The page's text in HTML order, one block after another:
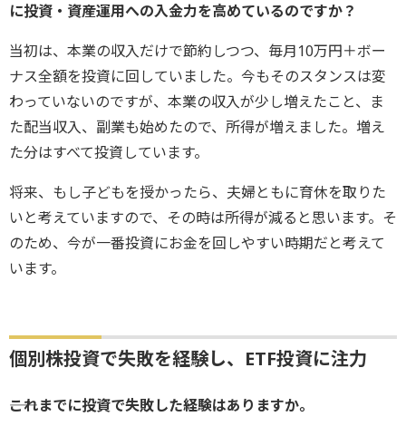
に投資・資産運用への入金力を高めているのですか？
当初は、本業の収入だけで節約しつつ、毎月10万円＋ボー
ナス全額を投資に回していました。今もそのスタンスは変
わっていないのですが、本業の収入が少し増えたこと、ま
た配当収入、副業も始めたので、所得が増えました。増え
た分はすべて投資しています。
将来、もし子どもを授かったら、夫婦ともに育休を取りた
いと考えていますので、その時は所得が減ると思います。そ
のため、今が一番投資にお金を回しやすい時期だと考えて
います。
個別株投資で失敗を経験し、ETF投資に注力
――これまでに投資で失敗した経験はありますか。